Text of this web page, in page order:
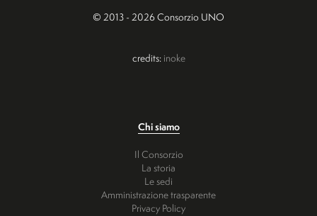
© 2013 - 2026 Consorzio UNO
credits: inoke
Chi siamo
Il Consorzio
La storia
Le sedi
Amministrazione trasparente
Privacy Policy